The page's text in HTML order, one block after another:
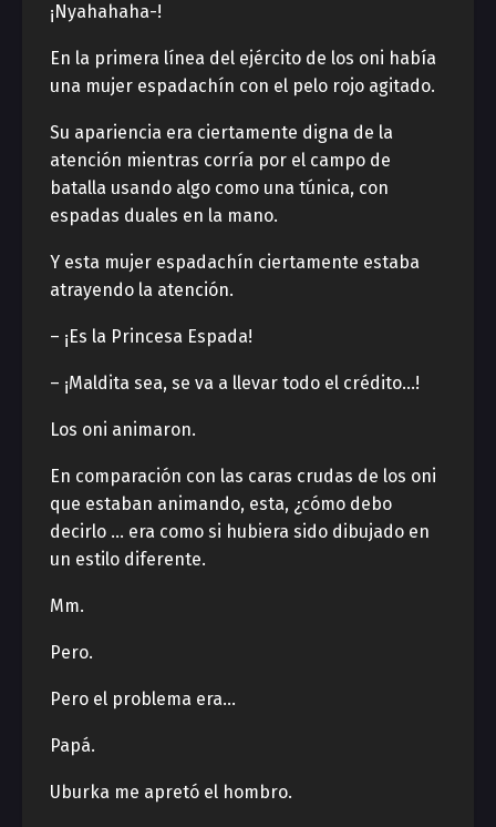
¡Nyahahaha-!
En la primera línea del ejército de los oni había
una mujer espadachín con el pelo rojo agitado.
Su apariencia era ciertamente digna de la
atención mientras corría por el campo de
batalla usando algo como una túnica, con
espadas duales en la mano.
Y esta mujer espadachín ciertamente estaba
atrayendo la atención.
– ¡Es la Princesa Espada!
– ¡Maldita sea, se va a llevar todo el crédito…!
Los oni animaron.
En comparación con las caras crudas de los oni
que estaban animando, esta, ¿cómo debo
decirlo … era como si hubiera sido dibujado en
un estilo diferente.
Mm.
Pero.
Pero el problema era…
Papá.
Uburka me apretó el hombro.